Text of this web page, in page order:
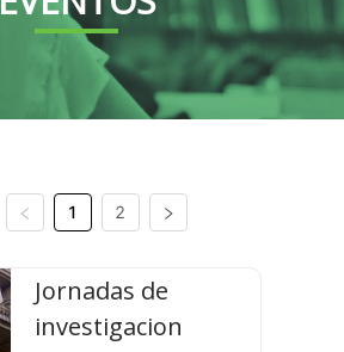
1 2
Jornadas de
investigacion